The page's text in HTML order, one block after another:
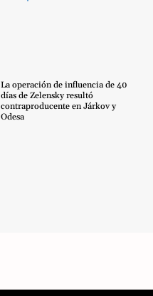
La operación de influencia de 40
días de Zelensky resultó
contraproducente en Járkov y
Odesa